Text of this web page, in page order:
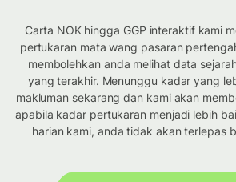
Carta NOK hingga GGP interaktif kami
pertukaran mata wang pasaran
membolehkan anda melihat data
yang terakhir. Menunggu kadar yang
makluman sekarang dan kami akan
apabila kadar pertukaran menjadi lebih
harian kami, anda tidak akan terlepas